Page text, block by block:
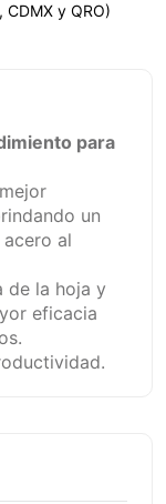
CDMX y QRO)
para
un
al
de la hoja y
eficacia